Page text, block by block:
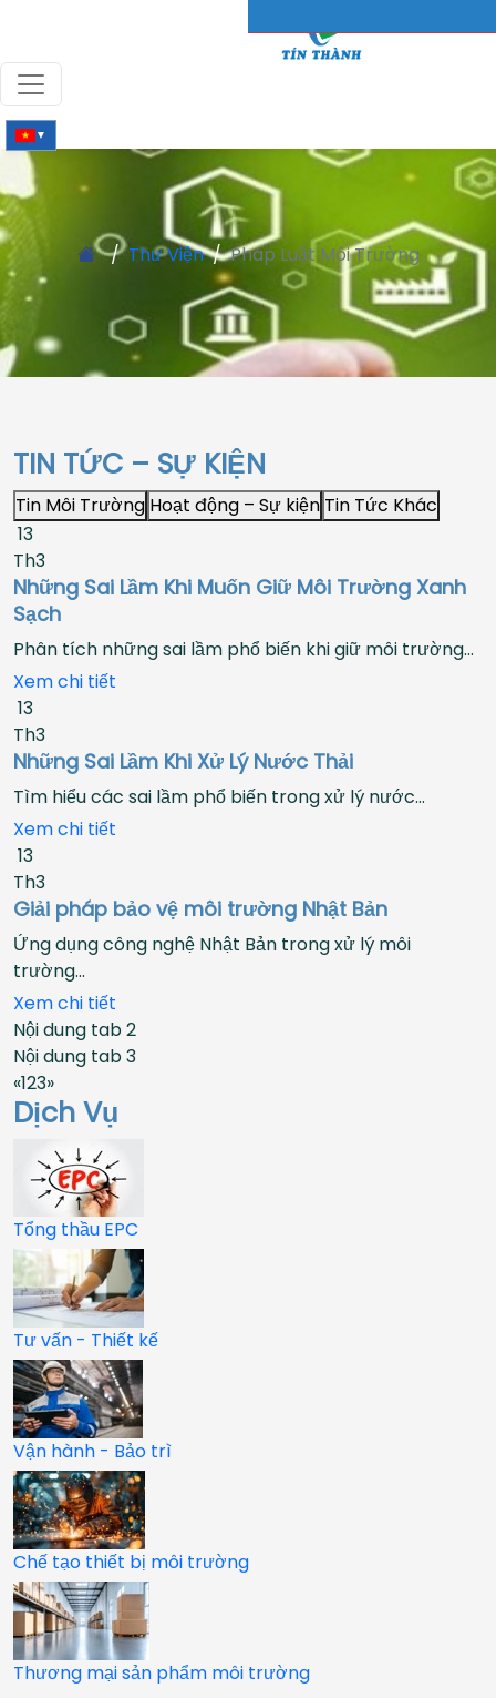
▼
Thư Viện Pháp Luật Môi Trường
TIN TỨC – SỰ KIỆN
Tin Môi Trường Hoạt động – Sự kiện Tin Tức Khác
13
Th3
Những Sai Lầm Khi Muốn Giữ Môi Trường Xanh
Sạch
Phân tích những sai lầm phổ biến khi giữ môi trường...
Xem chi tiết
13
Th3
Những Sai Lầm Khi Xử Lý Nước Thải
Tìm hiểu các sai lầm phổ biến trong xử lý nước...
Xem chi tiết
13
Th3
Giải pháp bảo vệ môi trường Nhật Bản
Ứng dụng công nghệ Nhật Bản trong xử lý môi
trường...
Xem chi tiết
Nội dung tab 2
Nội dung tab 3
«123»
Dịch Vụ
Tổng thầu EPC
Tư vấn - Thiết kế
Vận hành - Bảo trì
Chế tạo thiết bị môi trường
Thương mại sản phẩm môi trường